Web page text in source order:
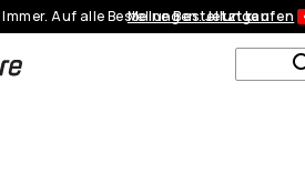
Immer. Auf alle Bestellungen.Jetzt kaufen
Meine Bestellungen